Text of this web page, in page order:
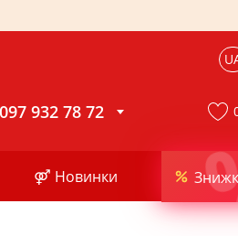
097 932 78 72
⚤ Новинки